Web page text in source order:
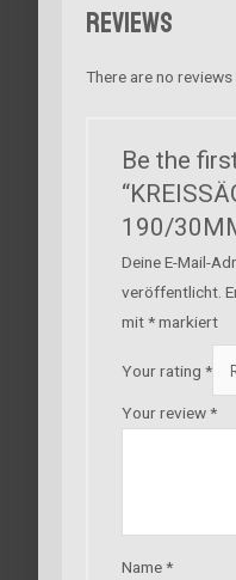
Reviews
There are no reviews
Be the
190/
Deine E-Mail-
veröffentlicht.
mit*markiert
Your rating *
Your review*
Name*